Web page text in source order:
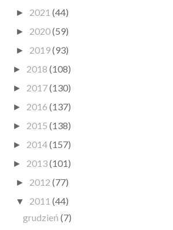
► 2021 (44)
► 2020(59)
► 2019(93)
► 2018 (108)
► 2017(130)
► 2016 (137)
► 2015 (138)
► 2014(157)
► 2013(101)
► 2012 (77)
▼ 2011 (44)
grudzień(7)